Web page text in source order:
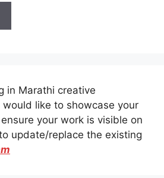
in Marathi creative
like to showcase your
your work is visible on
update/replace the existing